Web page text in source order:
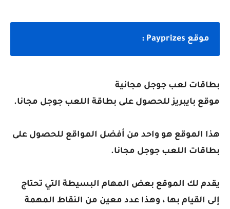
موقع Payprizes :
بطاقات لعب جوجل مجانية
موقع بايبريز للحصول على بطاقة اللعب جوجل مجانا.
هذا الموقع هو واحد من أفضل المواقع للحصول على
بطاقات اللعب جوجل مجانا.
يقدم لك الموقع بعض المهام البسيطة التي تحتاج
إلى القيام بها ، وهذا عدد معين من النقاط المهمة